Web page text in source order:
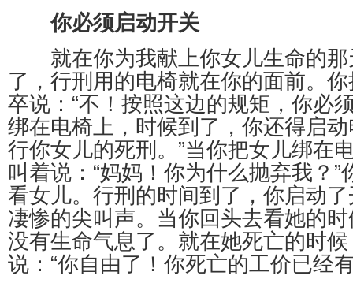
你必须启动开关
就在你为我献上你女儿生命的那
了，行刑用的电椅就在你的面前。
卒说：“不！按照这边的规矩，你必
绑在电椅上，时候到了，你还得启
行你女儿的死刑。”当你把女儿绑在
叫着说：“妈妈！你为什么抛弃我？
看女儿。行刑的时间到了，你启动
凄惨的尖叫声。当你回头去看她的
没有生命气息了。就在她死亡的时
说：“你自由了！你死亡的工价已经